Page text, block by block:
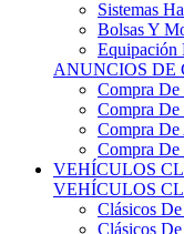
Sistemas
Bolsas Y
Equipación
ANUNCIOS DE
Compra De
Compra De
Compra
Compra De
VEHÍCULOS
VEHÍCULOS
Clásicos
Clásicos